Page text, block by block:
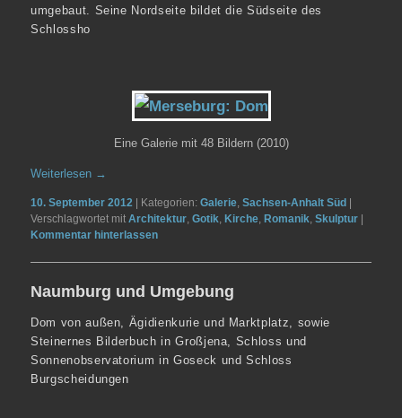
umgebaut. Seine Nordseite bildet die Südseite des
Schlossho
Eine Galerie mit 48 Bildern (2010)
Weiterlesen →
10. September 2012 Kategorien:Galerie,Sachsen-Anhalt Süd
Verschlagwortet mit Architektur,Gotik, Kirche, Romanik,Skulptur
Kommentar hinterlassen
Naumburg und Umgebung
Dom von außen, Ägidienkurie und Marktplatz, sowie
Steinernes Bilderbuch in Großjena, Schloss und
Sonnenobservatorium in Goseck und Schloss
Burgscheidungen